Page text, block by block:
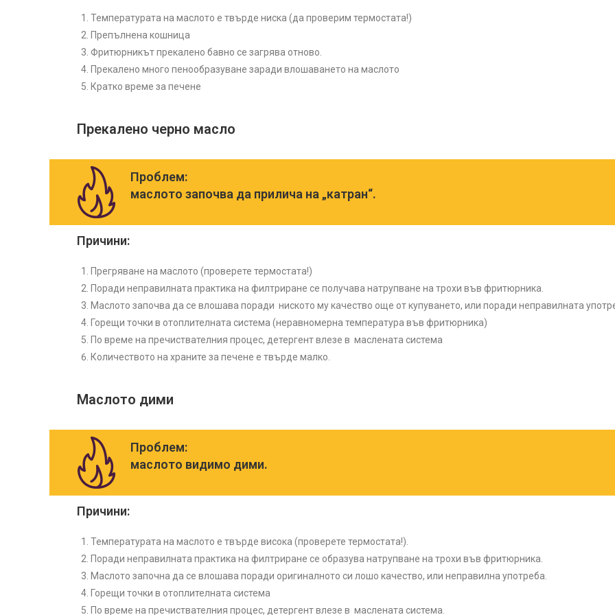
Температурата на маслото е твърде ниска (да проверим термостата!)
Препълнена кошница
Фритюрникът прекалено бавно се загрява отново.
Прекалено много пенообразуване заради влошаването на маслото
Кратко време за печене
Прекалено черно масло
Проблем:
маслото започва да прилича на „катран“.
Причини:
Прегряване на маслото (проверете термостата!)
Поради неправилната практика на филтриране се получава натрупване на трохи във фритюрника.
Маслото започва да се влошава поради ниското му качество още от купуването, или поради неправилната
Горещи точки в отоплителната система (неравномерна температура във фритюрника)
По време на пречиствателния процес, детергент влезе в маслената система
Количеството на храните за печене е твърде малко.
Маслото дими
Проблем:
маслото видимо дими.
Причини:
Температурата на маслото е твърде висока (проверете термостата!).
Поради неправилната практика на филтриране се образува натрупване на трохи във фритюрника.
Маслото започна да се влошава поради оригиналното си лошо качество, или неправилна употреба.
Горещи точки в отоплителната система
По време на пречиствателния процес, детергент влезе в маслената система.